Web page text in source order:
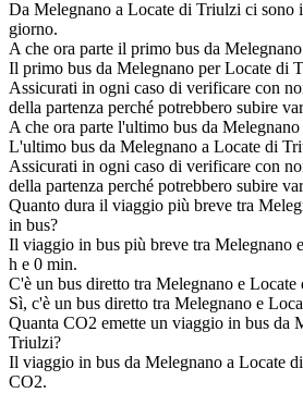
Da Melegnano a Locate di Triulzi ci sono
giorno.
A che ora parte il primo bus da
Il primo bus da Melegnano per Locate di
Assicurati in ogni caso di verificare con
della partenza perché potrebbero subire
A che ora parte l'ultimo bus da
L'ultimo bus da Melegnano a Locate di
Assicurati in ogni caso di verificare con
della partenza perché potrebbero subire
Quanto dura il viaggio più breve tra
in bus?
Il viaggio in bus più breve tra Melegnano
h e 0 min.
C'è un bus diretto tra Melegnano e
Sì, c'è un bus diretto tra Melegnano e
Quanta CO2 emette un viaggio in bus da
Triulzi?
Il viaggio in bus da Melegnano a Locate
CO2.